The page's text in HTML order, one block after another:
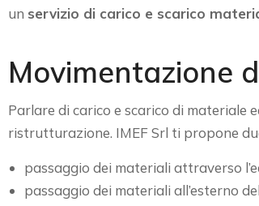
un servizio di carico e scarico
Movimentazione
Parlare di carico e scarico di materiale
ristrutturazione. IMEF Srl ti propone
passaggio dei materiali attraverso
passaggio dei materiali all’esterno